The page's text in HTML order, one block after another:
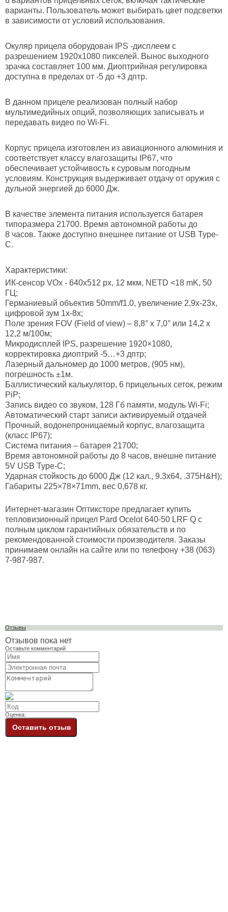
варианты. Пользователь может выбирать цвет подсветки
в зависимости от условий использования.
Окуляр прицела оборудован IPS -дисплеем с
разрешением 1920х1080 пикселей. Вынос выходного
зрачка составляет 100 мм. Диоптрийная регулировка
доступна в пределах от -5 до +3 дптр.
В данном прицеле реализован полный набор
мультимедийных опций, позволяющих записывать и
передавать видео по Wi-Fi.
Корпус прицела изготовлен из авиационного алюминия и
соответствует классу влагозащиты IP67, что
обеспечивает устойчивость к суровым погодным
условиям. Конструкция выдерживает отдачу от оружия с
дульной энергией до 6000 Дж.
В качестве элемента питания используется батарея
типоразмера 21700. Время автономной работы до
8 часов. Также доступно внешнее питание от USB Type-
C.
Характеристики:
ИК-сенсор VOx - 640x512 рх, 12 мкм, NETD <18 mK, 50
ГЦ;
Германиевый объектив 50mm/f1.0, увеличение 2,9х-23х,
цифровой зум 1x-8x;
Поле зрения FOV (Field of view) – 8,8° х 7,0° или 14,2 х
12,2 м/100м;
Микродисплей IPS, разрешение 1920×1080,
корректировка диоптрий -5…+3 дптр;
Лазерный дальномер до 1000 метров, (905 нм),
погрешность ±1м.
Баллистический калькулятор, 6 прицельных сеток, режим
PiP;
Запись видео со звуком, 128 Гб памяти, модуль Wi-Fi;
Автоматический старт записи активируемый отдачей
Прочный, водонепроницаемый корпус, влагозащита
(класс IP67);
Система питания – батарея 21700;
Время автономной работы до 8 часов, внешне питание
5V USB Type-C;
Ударная стойкость до 6000 Дж (12 кал., 9.3x64, .375H&H);
Габариты 225×78×71mm, вес 0,678 кг.
Интернет-магазин Оптиксторе предлагает купить
тепловизионный прицел Pard Ocelot 640-50 LRF Q с
полным циклом гарантийных обязательств и по
рекомендованной стоимости производителя. Заказы
принимаем онлайн на сайте или по телефону +38 (063)
7-987-987.
Отзывы
Отзывов пока нет
Оставьте комментарий
Оценка:
Оставить отзыв